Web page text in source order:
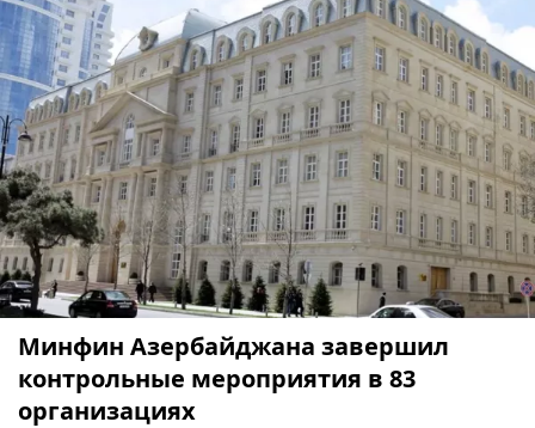
Минфин Азербайджана завершил
контрольные мероприятия в 83
организациях